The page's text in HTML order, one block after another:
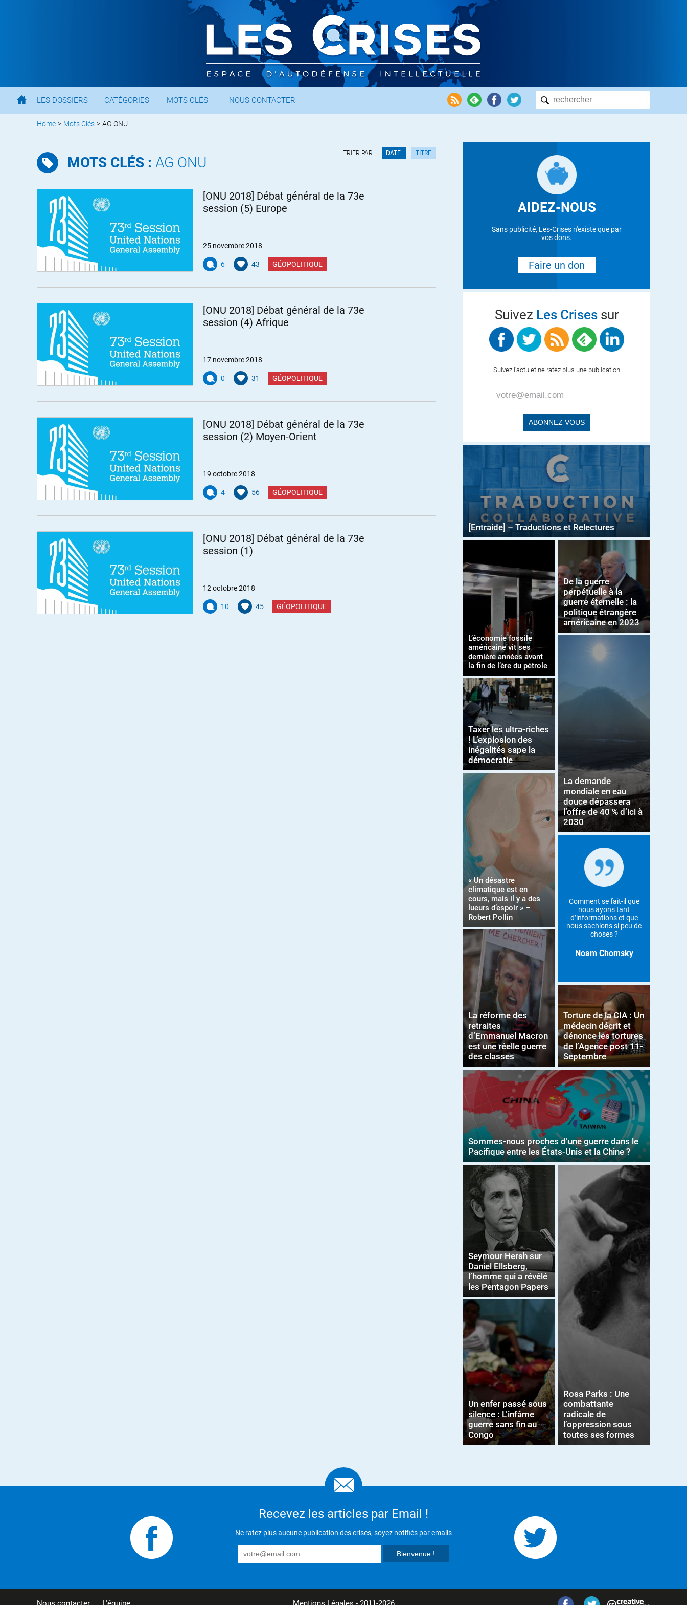
LES DOSSIERS CATÉGORIES MOTS CLÉS NOUS CONTACTER
Home > Mots Clés > AG ONU
MOTS CLÉS : AG ONU
TRIER PAR DATE TITRE
[ONU 2018] Débat général de la 73e
session (5) Europe
25 novembre 2018
6 43 GÉOPOLITIQUE
[ONU 2018] Débat général de la 73e
session (4) Afrique
17 novembre 2018
0 31 GÉOPOLITIQUE
[ONU 2018] Débat général de la 73e
session (2) Moyen-Orient
19 octobre 2018
4 56 GÉOPOLITIQUE
[ONU 2018] Débat général de la 73e
session (1)
12 octobre 2018
10 45 GÉOPOLITIQUE
AIDEZ-NOUS
Sans publicité, Les-Crises n'existe que par
vos dons.
Faire un don
Suivez Les Crisessur
Suivez l'actu et ne ratez plus une publication
[Entraide] – Traductions et Relectures
L’économie fossile
américaine vit ses
dernière années avant
la fin de l’ère du pétrole
Taxer les ultra-riches
! L’explosion des
inégalités sape la
démocratie
« Un désastre
climatique est en
cours, mais il y a des
lueurs d’espoir » –
Robert Pollin
La réforme des
retraites
d’Emmanuel Macron
est une réelle guerre
des classes
De la guerre
perpétuelle à la
guerre éternelle : la
politique étrangère
américaine en 2023
La demande
mondiale en eau
douce dépassera
l’offre de 40 % d’ici à
2030
Comment se fait-il que
nous ayons tant
d’informations et que
nous sachions si peu de
choses ?
Noam Chomsky
Torture de la CIA : Un
médecin décrit et
dénonce les tortures
de l’Agence post 11-
Septembre
Sommes-nous proches d’une guerre dans le
Pacifique entre les États-Unis et la Chine ?
Seymour Hersh sur
Daniel Ellsberg,
l’homme qui a révélé
les Pentagon Papers
Un enfer passé sous
silence : L’infâme
guerre sans fin au
Congo
Rosa Parks : Une
combattante
radicale de
l’oppression sous
toutes ses formes
Recevez les articles par Email !
Ne ratez plus aucune publication des crises, soyez notifiés par emails